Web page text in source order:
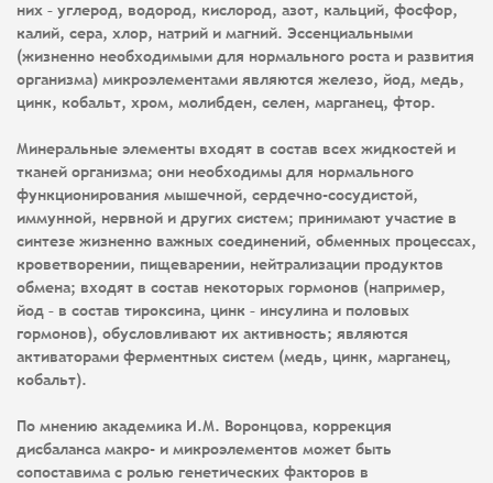
них – углерод, водород, кислород, азот, кальций, фосфор,
калий, сера, хлор, натрий и магний. Эссенциальными
(жизненно необходимыми для нормального роста и развития
организма) микроэлементами являются железо, йод, медь,
цинк, кобальт, хром, молибден, селен, марганец, фтор.
Минеральные элементы входят в состав всех жидкостей и
тканей организма; они необходимы для нормального
функционирования мышечной, сердечно-сосудистой,
иммунной, нервной и других систем; принимают участие в
синтезе жизненно важных соединений, обменных процессах,
кроветворении, пищеварении, нейтрализации продуктов
обмена; входят в состав некоторых гормонов (например,
йод – в состав тироксина, цинк – инсулина и половых
гормонов), обусловливают их активность; являются
активаторами ферментных систем (медь, цинк, марганец,
кобальт).
По мнению академика И.М. Воронцова, коррекция
дисбаланса макро- и микроэлементов может быть
сопоставима с ролью генетических факторов в